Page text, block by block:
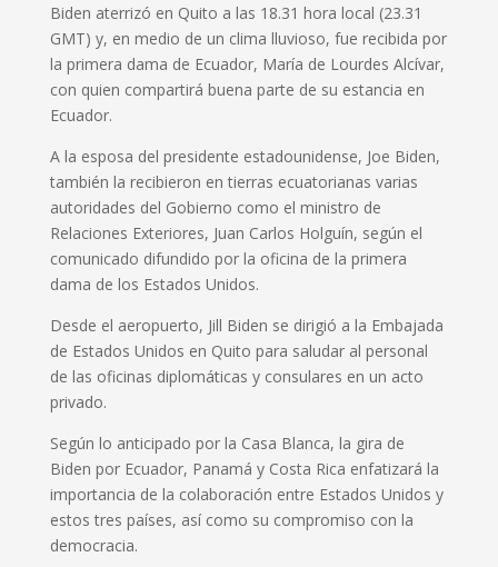
Biden aterrizó en Quito a las 18.31 hora local (23.31
GMT) y, en medio de un clima lluvioso, fue recibida por
la primera dama de Ecuador, María de Lourdes Alcívar,
con quien compartirá buena parte de su estancia en
Ecuador.
A la esposa del presidente estadounidense, Joe Biden,
también la recibieron en tierras ecuatorianas varias
autoridades del Gobierno como el ministro de
Relaciones Exteriores, Juan Carlos Holguín, según el
comunicado difundido por la oficina de la primera
dama de los Estados Unidos.
Desde el aeropuerto, Jill Biden se dirigió a la Embajada
de Estados Unidos en Quito para saludar al personal
de las oficinas diplomáticas y consulares en un acto
privado.
Según lo anticipado por la Casa Blanca, la gira de
Biden por Ecuador, Panamá y Costa Rica enfatizará la
importancia de la colaboración entre Estados Unidos y
estos tres países, así como su compromiso con la
democracia.